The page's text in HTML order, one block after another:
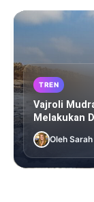
TREN
Vajroli
Melakukan
Oleh